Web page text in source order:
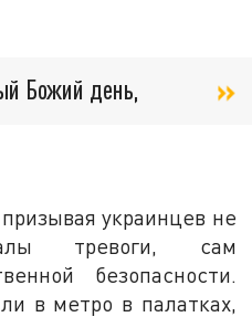
Божий день,
украинцев не
тревоги, сам
безопасности.
в метро в палатках,